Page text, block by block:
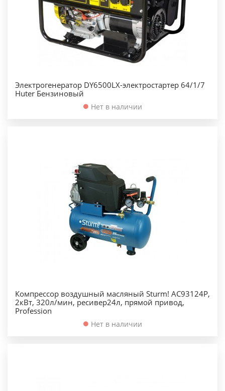
Электрогенератор DY6500LX-электростартер 64/1/7
Huter Бензиновый
Нет в наличии
Компрессор воздушный масляный Sturm! AC93124P,
2кВт, 320л/мин, ресивер24л, прямой привод,
Profession
Нет в наличии